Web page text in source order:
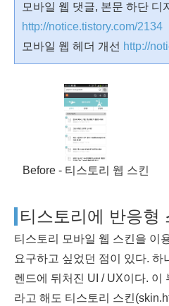
모바일 웹 댓글, 본문 하단 디
http://notice.tistory.com/2134
모바일 웹 헤더 개선 http://
Before - 티스토리 웹 스킨
티스토리에 반응형
티스토리 모바일 웹 스킨을 이
요구하고 싶었던 점이 있다. 하
렌드에 뒤처진 UI / UX이다. 이
라고 해도 티스토리 스킨